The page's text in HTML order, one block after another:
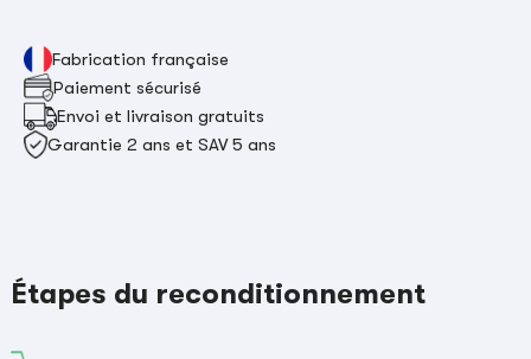
Fabrication française
Paiement sécurisé
Envoi et livraison gratuits
Garantie 2 ans et SAV 5 ans
Étapes du reconditionnement